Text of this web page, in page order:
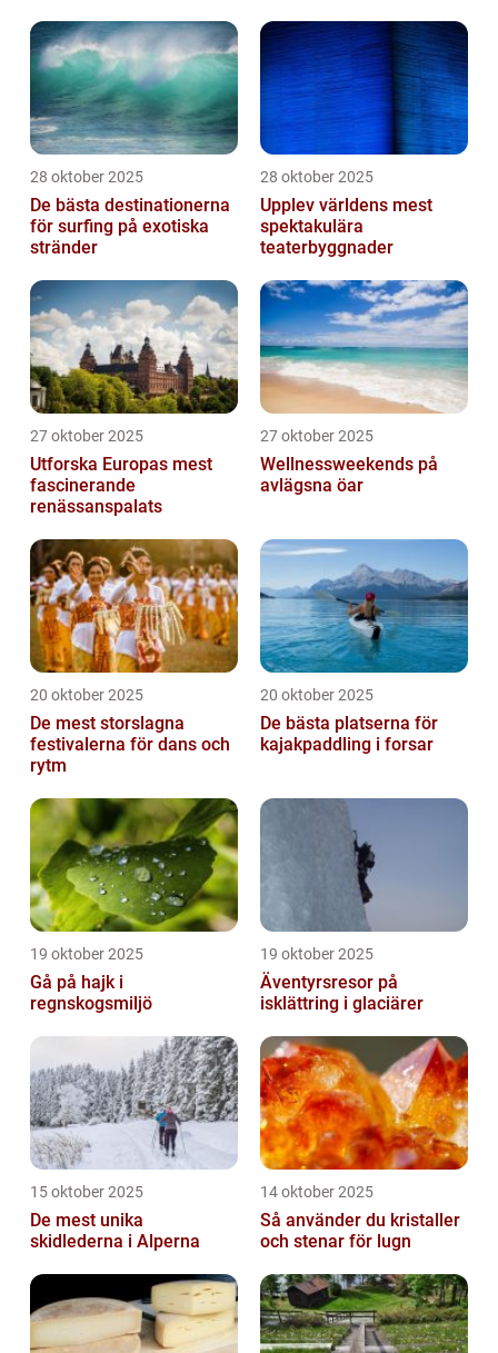
28 oktober 2025
De bästa destinationerna
för surfing på exotiska
stränder
28 oktober 2025
Upplev världens mest
spektakulära
teaterbyggnader
27 oktober 2025
Utforska Europas mest
fascinerande
renässanspalats
27 oktober 2025
Wellnessweekends på
avlägsna öar
20 oktober 2025
De mest storslagna
festivalerna för dans och
rytm
20 oktober 2025
De bästa platserna för
kajakpaddling i forsar
19 oktober 2025
Gå på hajk i
regnskogsmiljö
19 oktober 2025
Äventyrsresor på
isklättring i glaciärer
15 oktober 2025
De mest unika
skidlederna i Alperna
14 oktober 2025
Så använder du kristaller
och stenar för lugn